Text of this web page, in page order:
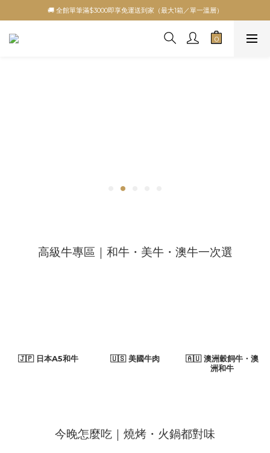
🚚 全館單筆滿$3000即享免運送到家（最大1箱／單一溫層）
高級牛專區｜和牛・美牛・澳牛一次選
🇯🇵 日本A5和牛 🇺🇸 美國牛肉
🇦🇺 澳洲穀飼牛・澳
洲和牛
今晚怎麼吃｜燒烤・火鍋都對味